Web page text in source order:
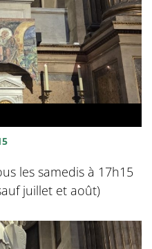
les samedis à 17h15
juillet et août)